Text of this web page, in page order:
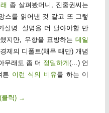
좀 살펴봤더니, 진중권씨는
스를 읽어낸 것 같고 또 그렇
설명. 설명을 더 달아야할 만
지만, 우향을 표방하는데일
제의 디폴트(채무 태만) 개념
무래도 좀 더 정밀하게(…) 언
튼 이런 식의 비유를 하는 이
릭) →